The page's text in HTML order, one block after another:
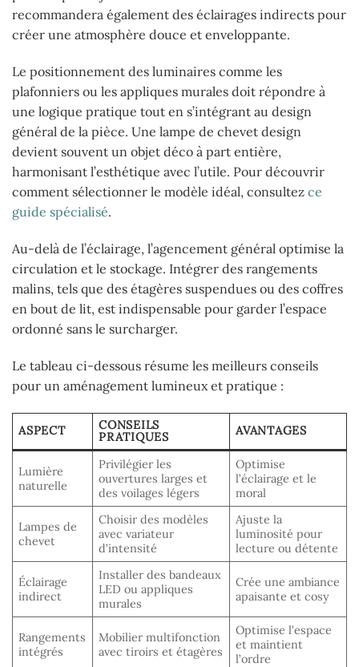
recommandera également des éclairages indirects pour
créer une atmosphère douce et enveloppante.
Le positionnement des luminaires comme les
plafonniers ou les appliques murales doit répondre à
une logique pratique tout en s’intégrant au design
général de la pièce. Une lampe de chevet design
devient souvent un objet déco à part entière,
harmonisant l’esthétique avec l’utile. Pour découvrir
comment sélectionner le modèle idéal, consultez ce
guide spécialisé.
Au-delà de l’éclairage, l’agencement général optimise la
circulation et le stockage. Intégrer des rangements
malins, tels que des étagères suspendues ou des coffres
en bout de lit, est indispensable pour garder l’espace
ordonné sans le surcharger.
Le tableau ci-dessous résume les meilleurs conseils
pour un aménagement lumineux et pratique :
ASPECT
CONSEILS
PRATIQUES
AVANTAGES
Lumière
naturelle
Privilégier les
ouvertures larges et
des voilages légers
Optimise
l’éclairage et le
moral
Lampes de
chevet
Choisir des modèles
avec variateur
d’intensité
Ajuste la
luminosité pour
lecture ou détente
Éclairage
indirect
Installer des bandeaux
LED ou appliques
murales
Crée une ambiance
apaisante et cosy
Rangements
intégrés
Mobilier multifonction
avec tiroirs et étagères
Optimise l’espace
et maintient
l’ordre